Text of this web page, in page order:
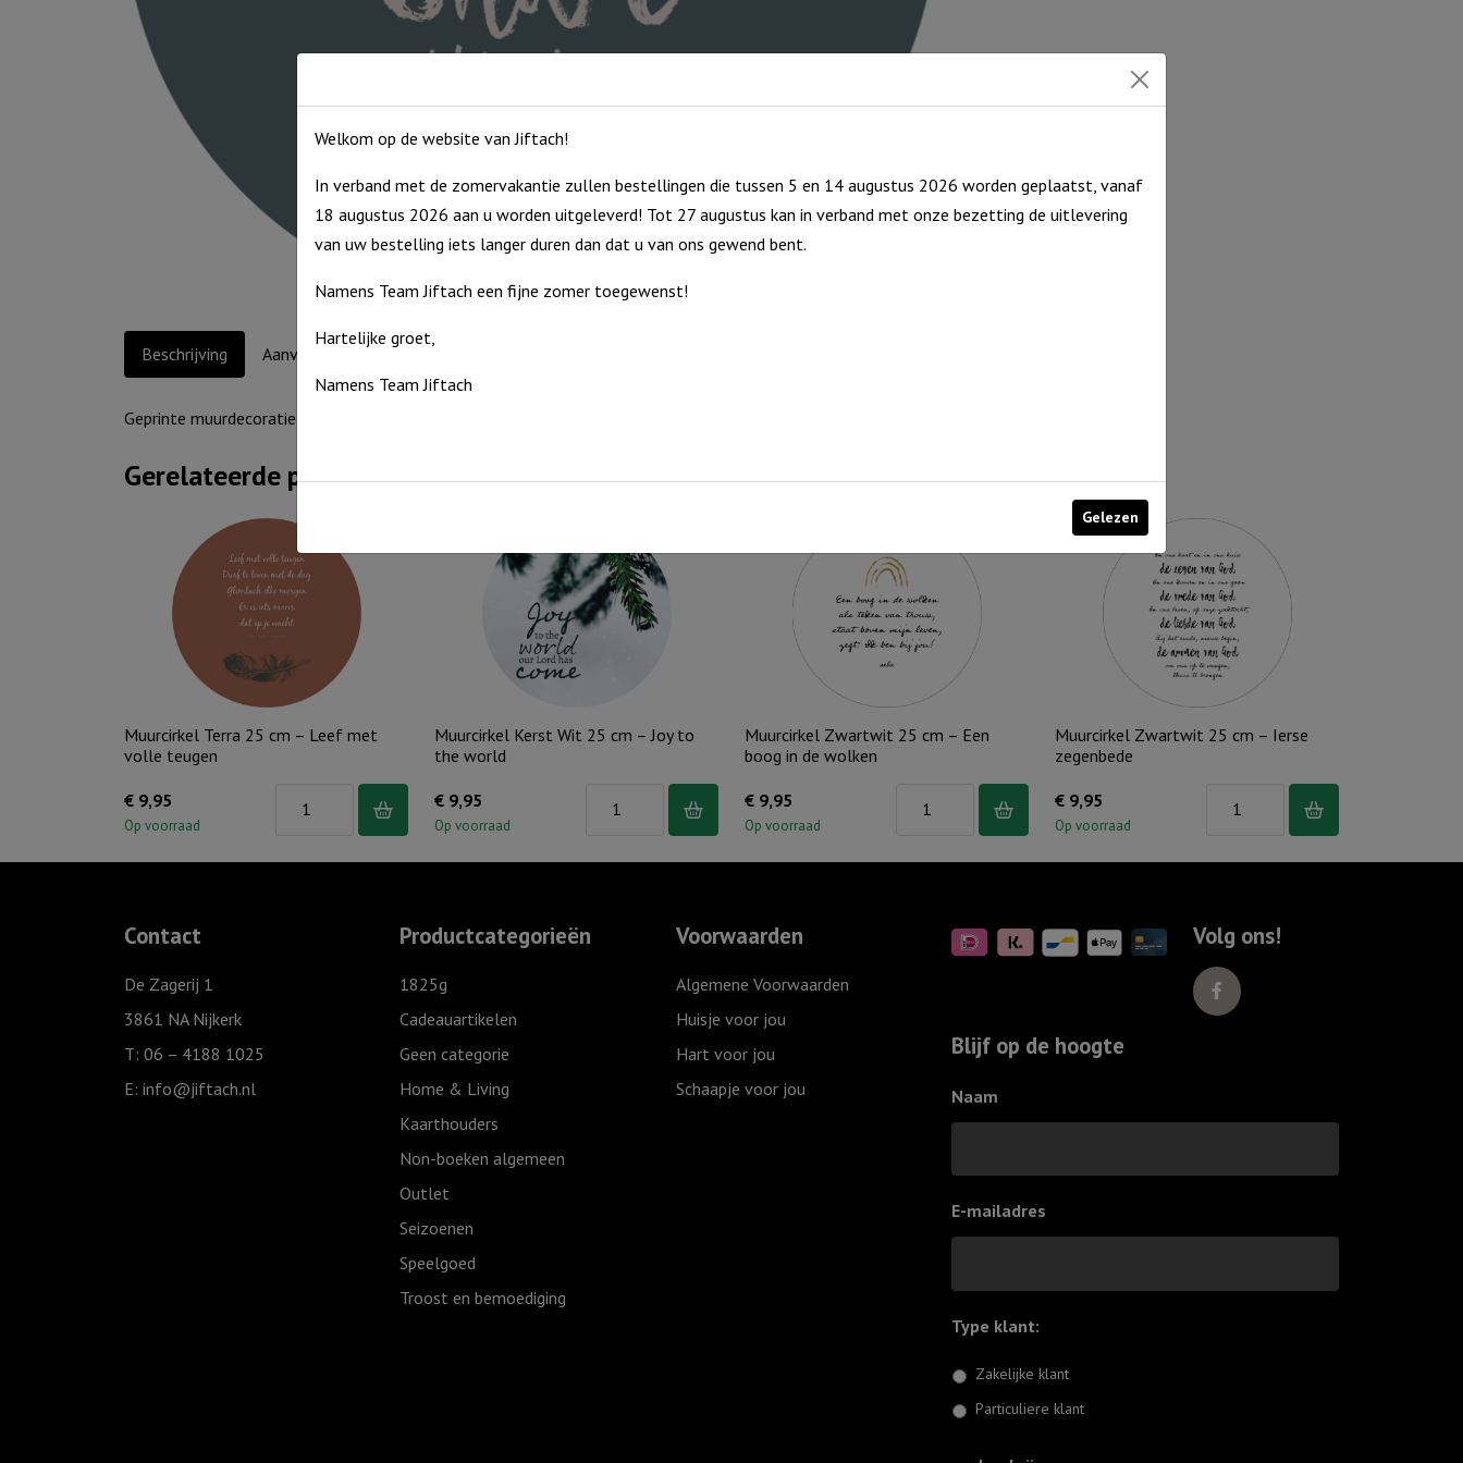
Beschrijving Aanvullende informatie
Geprinte muurdecoratie in trendy kleuren met sprekende tekst of symbool.
Gerelateerde producten
Muurcirkel Terra 25 cm – Leef met
volle teugen
€ 9,95
Op voorraad
Muurcirkel Kerst Wit 25 cm – Joy to
the world
€ 9,95
Op voorraad
-
Muurcirkel Zwartwit 25 cm – Een
boog in de wolken
€ 9,95
Op voorraad
Muurcirkel Zwartwit 25 cm – Ierse
zegenbede
€ 9,95
Op voorraad
Ierse
zegenbede
aantal
Contact
De Zagerij 1
3861 NA Nijkerk
T: 06 – 4188 1025
E: info@jiftach.nl
Productcategorieën
1825g
Cadeauartikelen
Geen categorie
Home & Living
Kaarthouders
Non-boeken algemeen
Outlet
Seizoenen
Speelgoed
Troost en bemoediging
Voorwaarden
Algemene Voorwaarden
Huisje voor jou
Hart voor jou
Schaapje voor jou
Volg ons!
Blijf op de hoogte
Naam
E-mailadres
Type klant:
Zakelijke klant
Particuliere klant
Welkom op de website van Jiftach!
In verband met de zomervakantie zullen bestellingen die tussen 5 en 14 augustus 2026 worden geplaatst, vanaf
18 augustus 2026 aan u worden uitgeleverd! Tot 27 augustus kan in verband met onze bezetting de uitlevering
van uw bestelling iets langer duren dan dat u van ons gewend bent.
Namens Team Jiftach een fijne zomer toegewenst!
Hartelijke groet,
Namens Team Jiftach
Gelezen